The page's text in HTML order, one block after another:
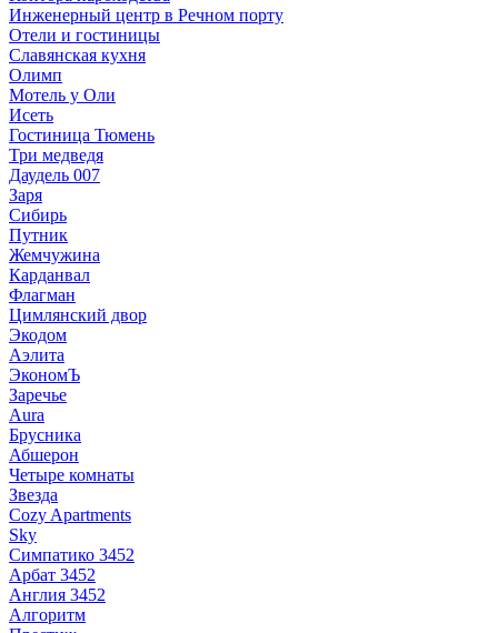
Инженерный центр в Речном порту
Отели и гостиницы
Славянская кухня
Олимп
Мотель у Оли
Исеть
Гостиница Тюмень
Три медведя
Даудель 007
Заря
Сибирь
Путник
Жемчужина
Карданвал
Флагман
Цимлянский двор
Экодом
Аэлита
ЭкономЪ
Заречье
Aura
Брусника
Абшерон
Четыре комнаты
Звезда
Cozy Apartments
Sky
Симпатико 3452
Арбат 3452
Англия 3452
Алгоритм